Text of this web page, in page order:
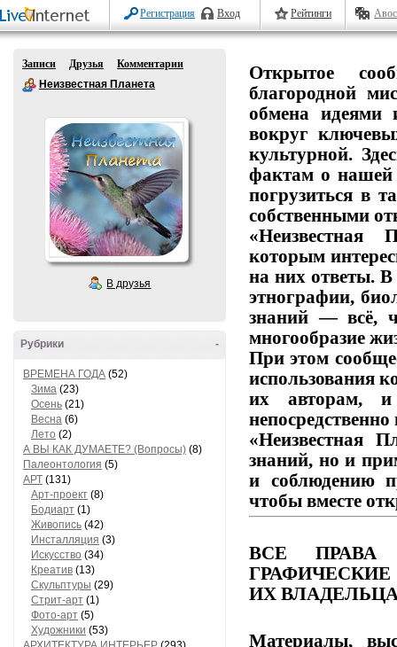
Регистрация Вход Рейтинги
Записи Друзья
Комментарии
Неизвестная Планета
В друзья
-
Рубрики
ВРЕМЕНА ГОДА (52)
Зима (23)
Осень (21)
Весна (6)
Лето (2)
А ВЫ КАК ДУМАЕТЕ? (Вопросы) (8)
Палеонтология (5)
АРТ (131)
Арт-проект (8)
Бодиарт (1)
Живопись (42)
Инсталляция (3)
Искусство (34)
Креатив (13)
Скульптуры (29)
Стрит-арт (1)
Фото-арт (5)
Художники (53)
Открытое
благородной
обмена идеями
вокруг
культурной.
фактам о нашей
погрузиться в
собственными
«Неизвестная
которым
на них ответы.В
этнографии,
знаний — всё,
многообразие
При этом
использования
их авторам,и
«Неизвестная
знаний, но и
и соблюдению
чтобы вместе
ВСЕ ПРАВА
ГРАФИЧЕСКИЕ
ИХ
Материалы,